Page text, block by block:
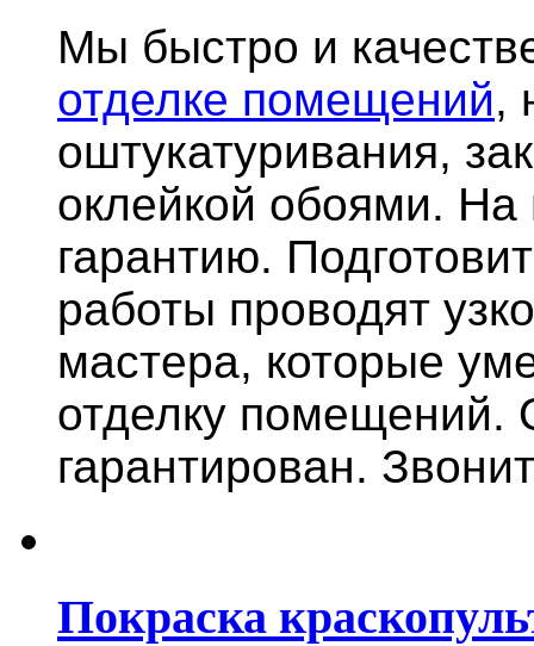
Мы быстро и
отделке помещений,
оштукатуривания,
оклейкой обоями.
гарантию.
работы проводят
мастера, которые
отделку помещений.
гарантирован.
Покраска